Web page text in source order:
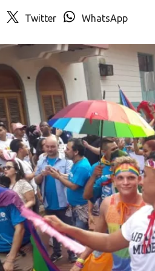
Twitter WhatsApp